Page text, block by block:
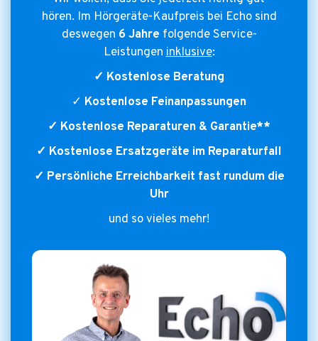
hören. Im Hörgeräte-Kaufpreis bei Echo sind
deswegen 6 Jahre folgende Service-
Leistungeninklusive:
✓ Kostenlose Beratung
✓ Kostenlose Feinanpassungen
✓ Kostenlose Reparaturen & Garantie**
✓ Kostenlose Ersatzgeräte im Reparaturfall
✓ Persönliche Erreichbarkeit fast rundum die
Uhr
und so vieles mehr!